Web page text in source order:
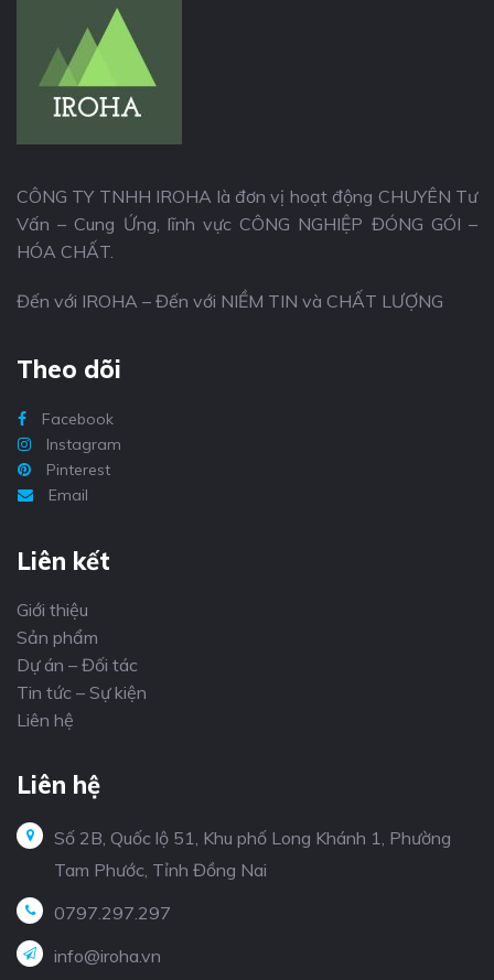
CÔNG TY TNHH IROHA là đơn vị hoạt động CHUYÊN Tư
Vấn – Cung Ứng, lĩnh vực CÔNG NGHIỆP ĐÓNG GÓI –
HÓA CHẤT.
Đến với IROHA – Đến với NIỀM TIN và CHẤT LƯỢNG
Theo dõi
Facebook
Instagram
Pinterest
Email
Liên kết
Giới thiệu
Sản phẩm
Dự án – Đối tác
Tin tức – Sự kiện
Liên hệ
Liên hệ
Số 2B, Quốc lộ 51, Khu phố Long Khánh 1, Phường
Tam Phước, Tỉnh Đồng Nai
0797.297.297
info@iroha.vn